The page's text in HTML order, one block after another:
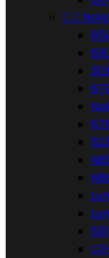
 